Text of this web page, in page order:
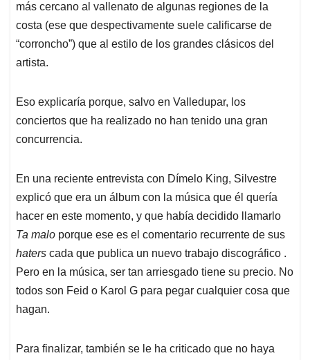
más cercano al vallenato de algunas regiones de la
costa (ese que despectivamente suele calificarse de
“corroncho”) que al estilo de los grandes clásicos del
artista.
Eso explicaría porque, salvo en Valledupar, los
conciertos que ha realizado no han tenido una gran
concurrencia.
En una reciente entrevista con Dímelo King, Silvestre
explicó que era un álbum con la música que él quería
hacer en este momento, y que había decidido llamarlo
Ta malo porque ese es el comentario recurrente de sus
haters cada que publica un nuevo trabajo discográfico .
Pero en la música, ser tan arriesgado tiene su precio. No
todos son Feid o Karol G para pegar cualquier cosa que
hagan.
Para finalizar, también se le ha criticado que no haya